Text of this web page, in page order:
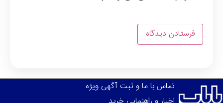
تماس با ما و ثبت آگهی ویژه